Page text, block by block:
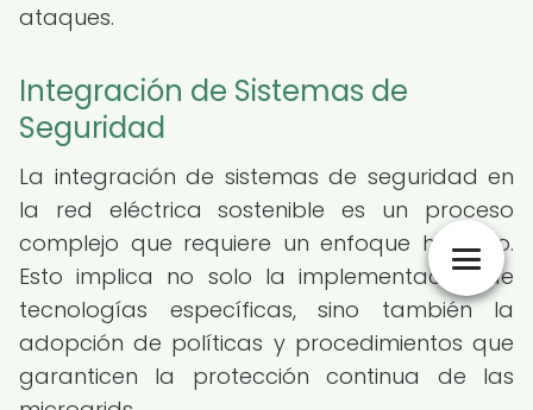
ataques.
Integración de Sistemas de
Seguridad
La integración de sistemas de seguridad en
la red eléctrica sostenible es un proceso
complejo que requiere un enfoque holístico.
Esto implica no solo la implementación de
tecnologías específicas, sino también la
adopción de políticas y procedimientos que
garanticen la protección continua de las